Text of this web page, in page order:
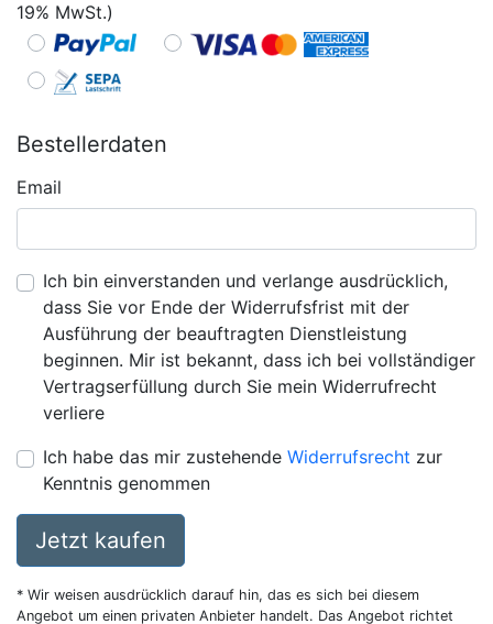
19% MwSt.)
Bestellerdaten
Email
Ich bin einverstanden und verlange ausdrücklich,
dass Sie vor Ende der Widerrufsfrist mit der
Ausführung der beauftragten Dienstleistung
beginnen. Mir ist bekannt, dass ich bei vollständiger
Vertragserfüllung durch Sie mein Widerrufrecht
verliere
Ich habe das mir zustehende Widerrufsrecht zur
Kenntnis genommen
Jetzt kaufen
* Wir weisen ausdrücklich darauf hin, das es sich bei diesem
Angebot um einen privaten Anbieter handelt. Das Angebot richtet